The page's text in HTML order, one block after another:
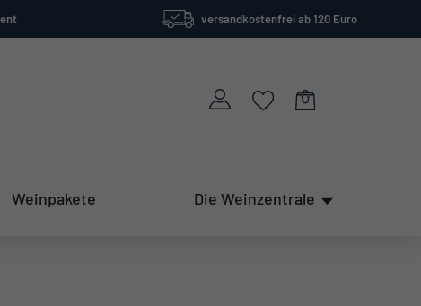
versandkostenfrei ab 120 Euro
Weinpakete Die Weinzentrale